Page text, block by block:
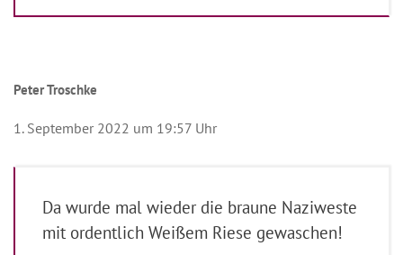
Peter Troschke
1. September 2022 um 19:57 Uhr
Da wurde mal wieder die braune Naziweste
mit ordentlich Weißem Riese gewaschen!